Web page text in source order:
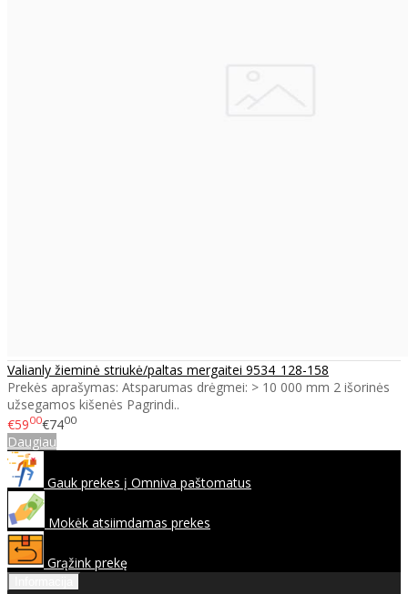
Valianly žieminė striukė/paltas mergaitei 9534_128-158
Prekės aprašymas: Atsparumas drėgmei: > 10 000 mm 2 išorinės
užsegamos kišenės Pagrindi..
€5900€7400
Daugiau
Gauk prekes į Omniva paštomatus
Mokėk atsiimdamas prekes
Grąžink prekę